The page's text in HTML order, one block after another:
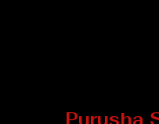
Purusha